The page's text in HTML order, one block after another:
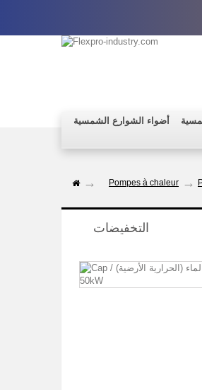
أضواء الشوارع الشمسية
Pompes à chaleur
التخفيضات